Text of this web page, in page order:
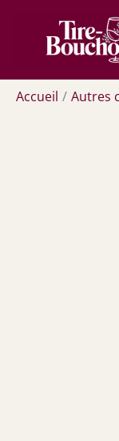
contenu
Accueil Autres